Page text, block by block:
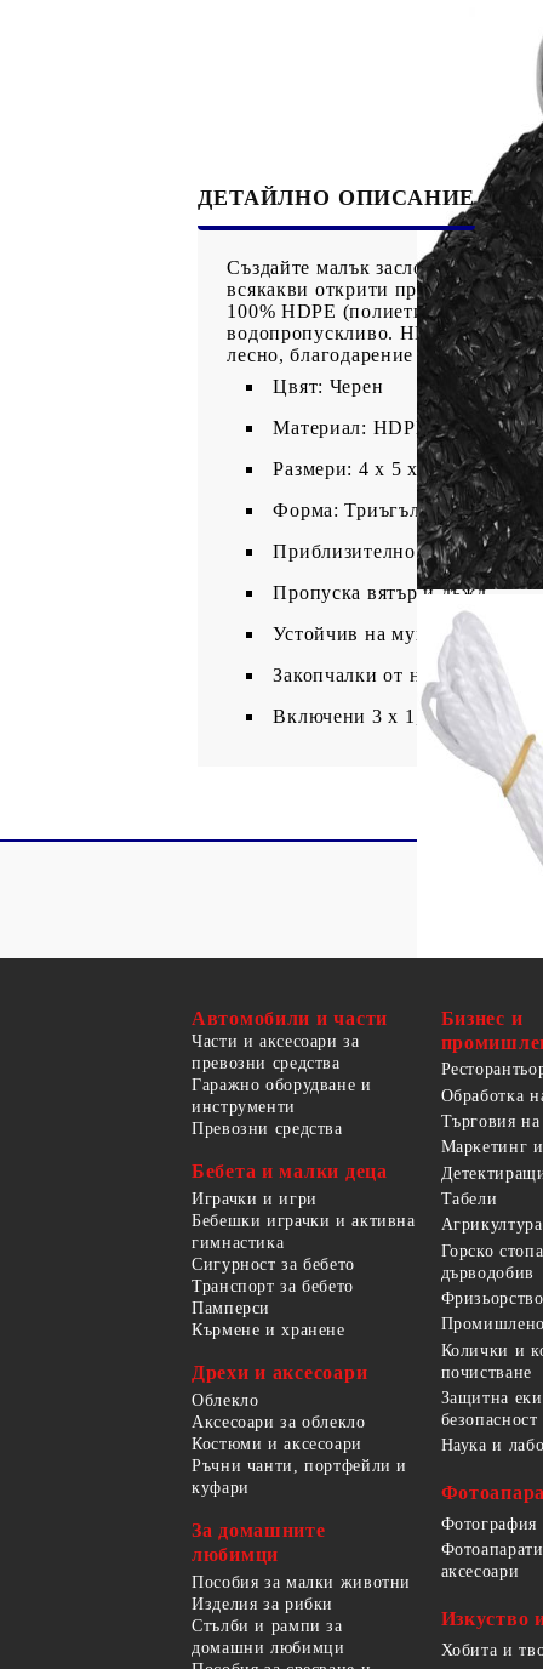
ДЕТАЙЛНО ОПИСАНИЕ
Създайте малък заслон от
всякакви открити пространства,
100% HDPE (полиетилен с
водопропускливо. HDPE
лесно, благодарение на
Цвят: Черен
Материал: HDPE
Размери: 4 x 5 x 6,8 м
Форма: Триъгълна
Приблизително 90% UV
Пропуска вятър и дъжд
Устойчив на мухъл и UV,
Закопчалки от неръждаема
Включени 3 х 1,5 м PE
Автомобили и части
Части и аксесоари за
превозни средства
Гаражно оборудване и
инструменти
Превозни средства
Бебета и малки деца
Играчки и игри
Бебешки играчки и активна
гимнастика
Сигурност за бебето
Транспорт за бебето
Памперси
Кърмене и хранене
Дрехи и аксесоари
Облекло
Аксесоари за облекло
Костюми и аксесоари
Ръчни чанти, портфейли и
куфари
За домашните
любимци
Пособия за малки животни
Изделия за рибки
Стълби и рампи за
домашни любимци
Бизнес и
Обработка
Търговия
Маркетинг
Табели
Агрикултура
Горско
дърводобив
Колички и
почистване
Защитна
Наука и
Фотография
аксесоари
Изкуство
Хобита и